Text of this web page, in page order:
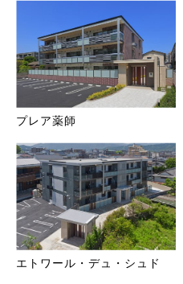
プレア薬師
エトワール・デュ・シュド